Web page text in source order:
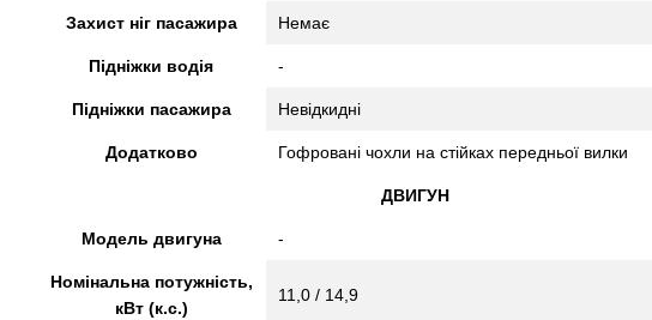
Захист ніг пасажира Немає
Підніжки водія -
Підніжки пасажира Невідкидні
Додатково Гофровані чохли на стійках передньої вилки
ДВИГУН
Модель двигуна -
Номінальна потужність,
кВт (к.с.)
11,0 / 14,9